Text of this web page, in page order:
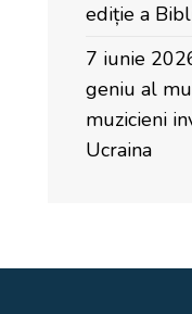
ediție a
7 iunie
geniu al
muzicieni
Ucraina